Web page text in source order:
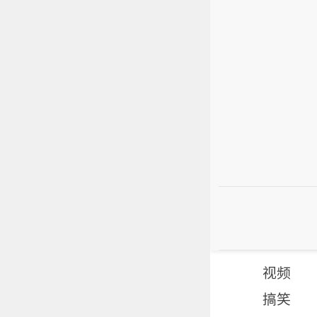
视频
搞笑